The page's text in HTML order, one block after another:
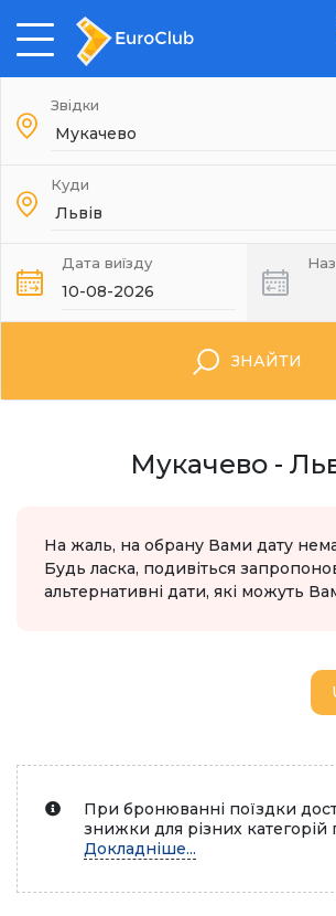
Звідки
Куди
Дата виїзду
ЗНАЙТИ
Мукачево -
На жаль, на обрану Вами дату
Будь ласка, подивіться
альтернативні дати, які можуть
При бронюванні поїздки
знижки для різних категорій
Докладніше...